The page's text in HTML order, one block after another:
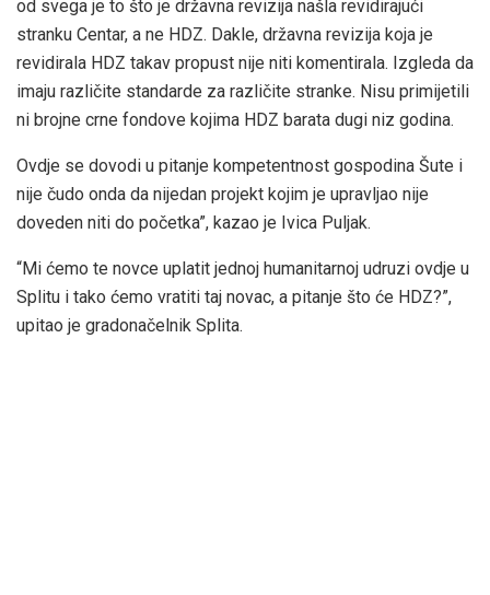
od svega je to što je državna revizija našla revidirajući
stranku Centar, a ne HDZ. Dakle, državna revizija koja je
revidirala HDZ takav propust nije niti komentirala. Izgleda da
imaju različite standarde za različite stranke. Nisu primijetili
ni brojne crne fondove kojima HDZ barata dugi niz godina.
Ovdje se dovodi u pitanje kompetentnost gospodina Šute i
nije čudo onda da nijedan projekt kojim je upravljao nije
doveden niti do početka”, kazao je Ivica Puljak.
“Mi ćemo te novce uplatit jednoj humanitarnoj udruzi ovdje u
Splitu i tako ćemo vratiti taj novac, a pitanje što će HDZ?”,
upitao je gradonačelnik Splita.